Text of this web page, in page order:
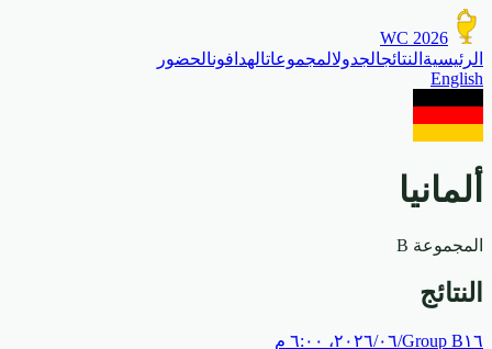
WC 2026
الرئيسية النتائجالجدولالمجموعاتالهدافونالحضور
English
ألمانيا
المجموعة B
النتائج
Group B١٦‏/٠٦‏/٢٠٢٦، ٦:٠٠ م